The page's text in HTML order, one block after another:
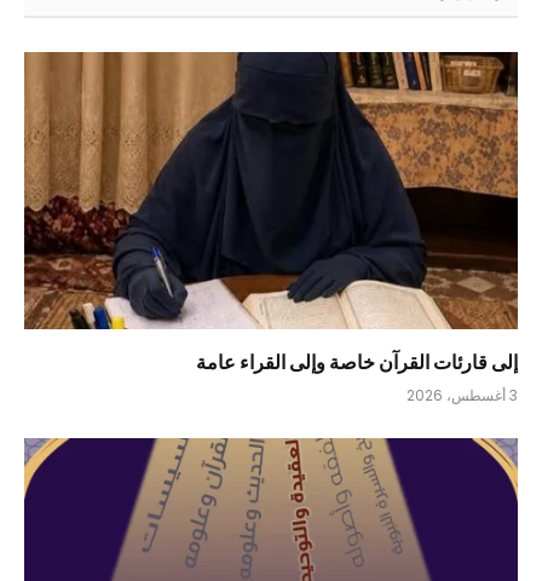
إلى قارئات القرآن خاصة وإلى القراء عامة
3 أغسطس، 2026